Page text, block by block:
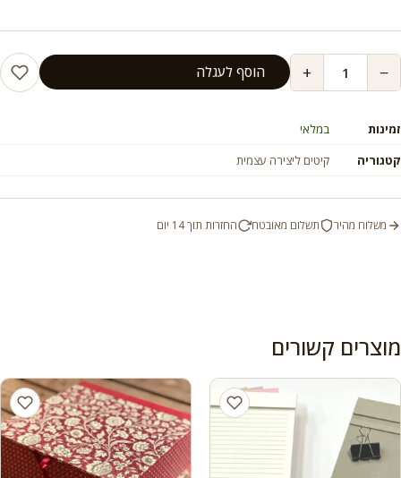
−
+ הוסף לעגלה
זמינות
במלאי
קטגוריה
קיטים ליצירה עצמית
משלוח מהיר תשלום מאובטח החזרות תוך 14 יום
מוצרים קשורים